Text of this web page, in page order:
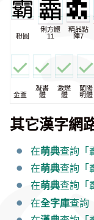
粉圓
俐方體
11
精品點
陣7
金萱
凝書
體
激燃
體
蘭陽
明體
其它漢字網
在萌典查詢「
在萌典查詢「
在萌典查詢「
在全字庫查詢